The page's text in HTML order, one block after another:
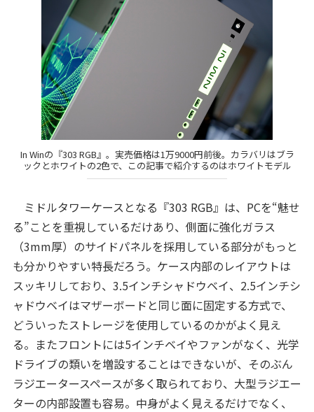
In Winの『303 RGB』。実売価格は1万9000円前後。カラバリはブラ
ックとホワイトの2色で、この記事で紹介するのはホワイトモデル
ミドルタワーケースとなる『303 RGB』は、PCを“魅せ
る”ことを重視しているだけあり、側面に強化ガラス
（3mm厚）のサイドパネルを採用している部分がもっと
も分かりやすい特長だろう。ケース内部のレイアウトは
スッキリしており、3.5インチシャドウベイ、2.5インチシ
ャドウベイはマザーボードと同じ面に固定する方式で、
どういったストレージを使用しているのかがよく見え
る。またフロントには5インチベイやファンがなく、光学
ドライブの類いを増設することはできないが、そのぶん
ラジエータースペースが多く取られており、大型ラジエー
ターの内部設置も容易。中身がよく見えるだけでなく、